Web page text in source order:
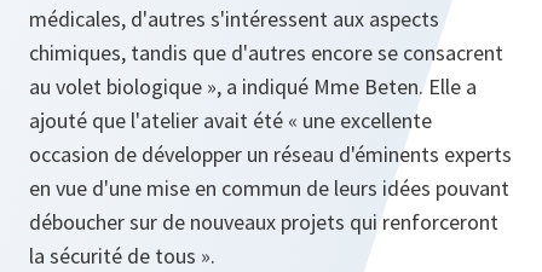
médicales, d'autres s'intéressent aux aspects
chimiques, tandis que d'autres encore se consacrent
au volet biologique », a indiqué Mme Beten. Elle a
ajouté que l'atelier avait été « une excellente
occasion de développer un réseau d'éminents experts
en vue d'une mise en commun de leurs idées pouvant
déboucher sur de nouveaux projets qui renforceront
la sécurité de tous ».